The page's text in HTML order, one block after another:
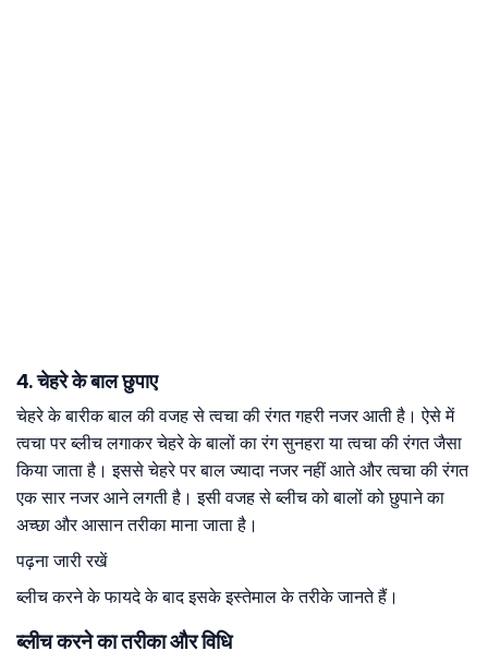
4. चेहरे के बाल छुपाए
चेहरे के बारीक बाल की वजह से त्वचा की रंगत गहरी नजर आती है। ऐसे में
त्वचा पर ब्लीच लगाकर चेहरे के बालों का रंग सुनहरा या त्वचा की रंगत जैसा
किया जाता है। इससे चेहरे पर बाल ज्यादा नजर नहीं आते और त्वचा की रंगत
एक सार नजर आने लगती है। इसी वजह से ब्लीच को बालों को छुपाने का
अच्छा और आसान तरीका माना जाता है।
पढ़ना जारी रखें
ब्लीच करने के फायदे के बाद इसके इस्तेमाल के तरीके जानते हैं।
ब्लीच करने का तरीका और विधि